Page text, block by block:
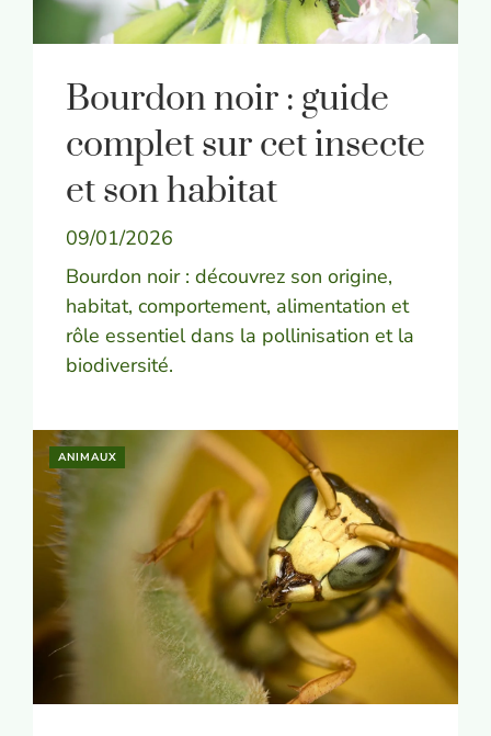
Bourdon noir : guide
complet sur cet insecte
et son habitat
09/01/2026
Bourdon noir : découvrez son origine,
habitat, comportement, alimentation et
rôle essentiel dans la pollinisation et la
biodiversité.
ANIMAUX